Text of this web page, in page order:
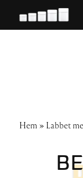
Hoppa
Hem» Labbet